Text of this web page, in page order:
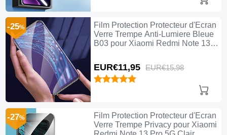
Film Protection Protecteur d'Ecran
Verre Trempe Anti-Lumiere Bleue
B03 pour Xiaomi Redmi Note 13
EUR€11,95 EUR€15,98
-25%
Film Protection Protecteur d'Ecran
Verre Trempe Privacy pour Xiaomi
-27%